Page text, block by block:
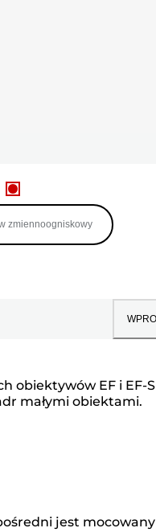
zmiennoogniskowy
obiektywów EF i EF-
małymi obiektami.
jest